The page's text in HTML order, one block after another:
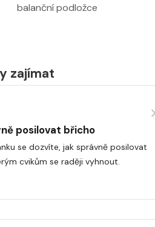
balanční podložce
zajímat
posilovat břicho
se dozvíte, jak správně posilovat
cvikům se raději vyhnout.